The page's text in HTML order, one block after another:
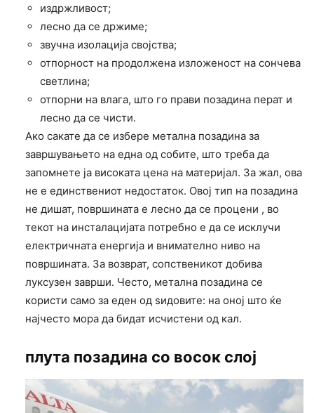
издржливост;
лесно да се држиме;
звучна изолација својства;
отпорност на продолжена изложеност на сончева
светлина;
отпорни на влага, што го прави позадина перат и
лесно да се чисти.
Ако сакате да се избере метална позадина за
завршувањето на една од собите, што треба да
запомнете ја високата цена на материјал. За жал, ова
не е единствениот недостаток. Овој тип на позадина
не дишат, површината е лесно да се процени , во
текот на инсталацијата потребно е да се исклучи
електричната енергија и внимателно ниво на
површината. За возврат, сопственикот добива
луксузен заврши. Често, метална позадина се
користи само за еден од ѕидовите: на оној што ќе
најчесто мора да бидат исчистени од кал.
плута позадина со восок слој